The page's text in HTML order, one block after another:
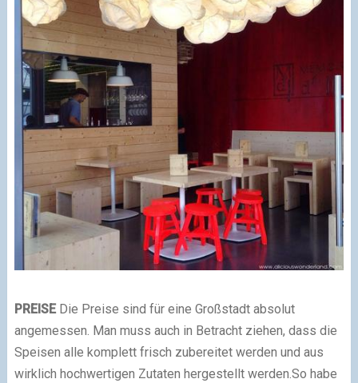
PREISE Die Preise sind für eine Großstadt absolut
angemessen. Man muss auch in Betracht ziehen, dass die
Speisen alle komplett frisch zubereitet werden und aus
wirklich hochwertigen Zutaten hergestellt werden.So habe